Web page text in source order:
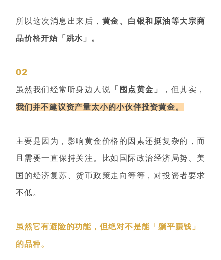
所以这次消息出来后， 黄金、白银和原油等大宗商
品价格开始「跳水」。
02
虽然我们经常听身边人说 「囤点黄金」 ，但其实，
我们并不建议资产量太小的小伙伴投资黄金。
主要是因为，影响黄金价格的因素还挺复杂的，而
且需要一直保持关注。比如国际政治经济局势、美
国的经济复苏、货币政策走向等等，对投资者要求
不低。
虽然它有避险的功能，但绝对不是能「躺平赚钱」
的品种。